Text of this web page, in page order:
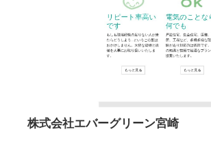
株式会社エバーグリーン宮崎